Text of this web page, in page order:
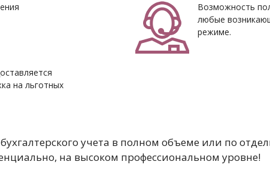
Возможность
любые
режиме.
на льготных
учета в полном объеме или по
на высоком профессиональном уровне!